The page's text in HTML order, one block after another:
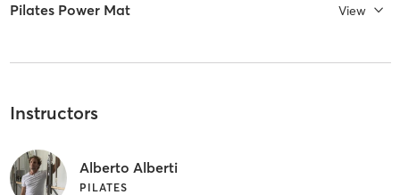
Pilates Power Mat View
Instructors
Alberto Alberti
PILATES